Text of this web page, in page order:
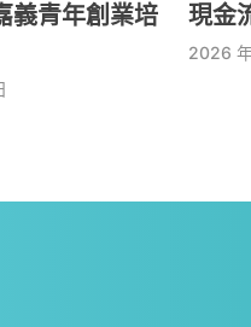
義青年創業培
現金
2026